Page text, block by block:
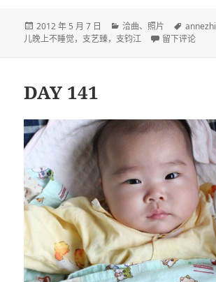
发
布
2012 年 5 月 7 日
分
类
洽曲、 照片
标
签
annezhi
儿晚上不睡觉，支艺臻，支钧江
于DAY 144
留下评论
DAY 141